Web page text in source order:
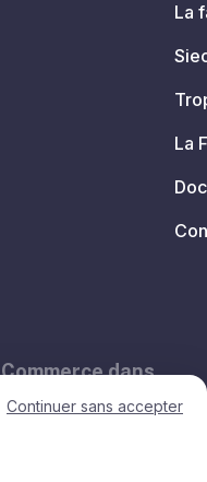
La
La
dans
Continuer sans accepter